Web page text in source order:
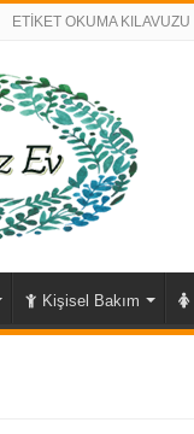
ETİKET OKUMA KILAVUZU
Kişisel Bakım